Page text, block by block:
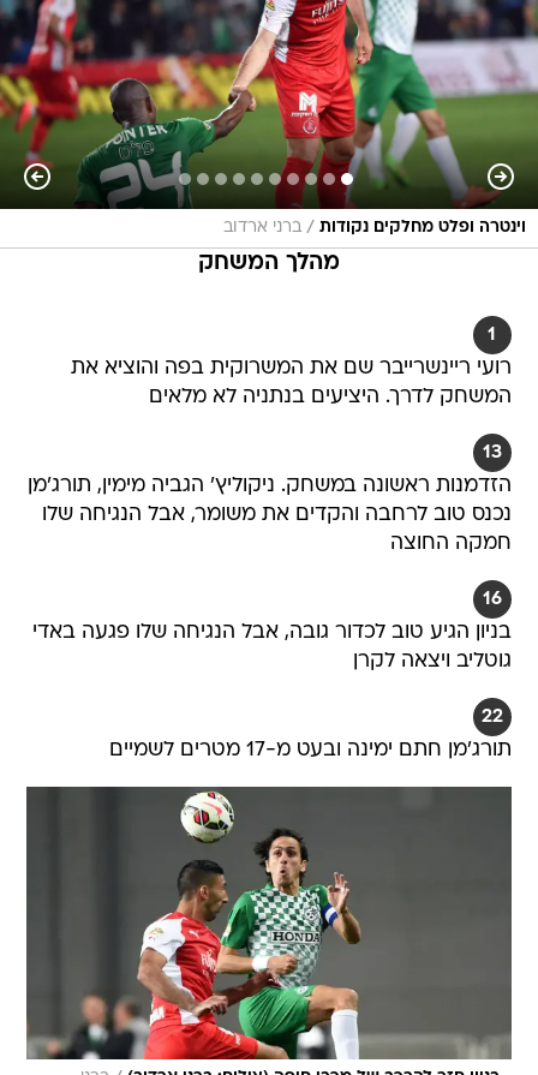
וינטרה ופלט מחלקים נקודות / ברני ארדוב
מהלך המשחק
1
רועי ריינשרייבר שם את המשרוקית בפה והוציא את
המשחק לדרך. היציעים בנתניה לא מלאים
13
הזדמנות ראשונה במשחק. ניקוליץ' הגביה מימין, תורג'מן
נכנס טוב לרחבה והקדים את משומר, אבל הנגיחה שלו
חמקה החוצה
16
בניון הגיע טוב לכדור גובה, אבל הנגיחה שלו פגעה באדי
גוטליב ויצאה לקרן
22
תורג'מן חתם ימינה ובעט מ-17 מטרים לשמיים